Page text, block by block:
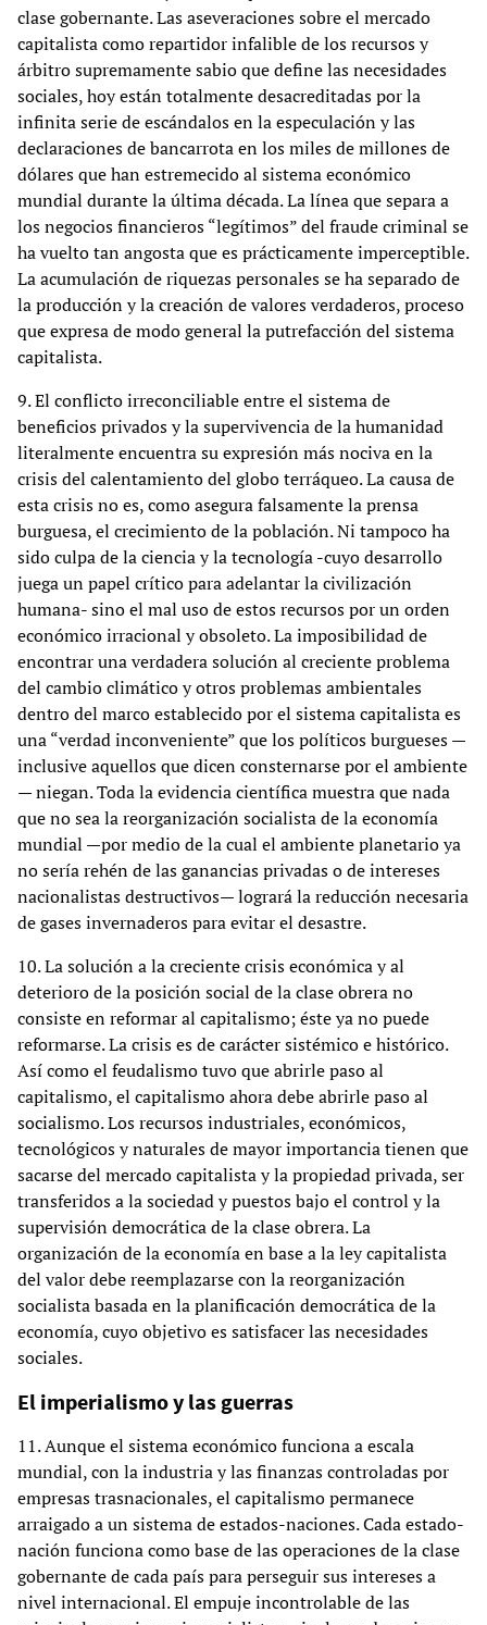
clase gobernante. Las aseveraciones sobre el mercado
capitalista como repartidor infalible de los recursos y
árbitro supremamente sabio que define las necesidades
sociales, hoy están totalmente desacreditadas por la
infinita serie de escándalos en la especulación y las
declaraciones de bancarrota en los miles de millones de
dólares que han estremecido al sistema económico
mundial durante la última década. La línea que separa a
los negocios financieros “legítimos” del fraude criminal se
ha vuelto tan angosta que es prácticamente imperceptible.
La acumulación de riquezas personales se ha separado de
la producción y la creación de valores verdaderos, proceso
que expresa de modo general la putrefacción del sistema
capitalista.
9. El conflicto irreconciliable entre el sistema de
beneficios privados y la supervivencia de la humanidad
literalmente encuentra su expresión más nociva en la
crisis del calentamiento del globo terráqueo. La causa de
esta crisis no es, como asegura falsamente la prensa
burguesa, el crecimiento de la población. Ni tampoco ha
sido culpa de la ciencia y la tecnología -cuyo desarrollo
juega un papel crítico para adelantar la civilización
humana- sino el mal uso de estos recursos por un orden
económico irracional y obsoleto. La imposibilidad de
encontrar una verdadera solución al creciente problema
del cambio climático y otros problemas ambientales
dentro del marco establecido por el sistema capitalista es
una “verdad inconveniente” que los políticos burgueses —
inclusive aquellos que dicen consternarse por el ambiente
— niegan. Toda la evidencia científica muestra que nada
que no sea la reorganización socialista de la economía
mundial —por medio de la cual el ambiente planetario ya
no sería rehén de las ganancias privadas o de intereses
nacionalistas destructivos— logrará la reducción necesaria
de gases invernaderos para evitar el desastre.
10. La solución a la creciente crisis económica y al
deterioro de la posición social de la clase obrera no
consiste en reformar al capitalismo; éste ya no puede
reformarse. La crisis es de carácter sistémico e histórico.
Así como el feudalismo tuvo que abrirle paso al
capitalismo, el capitalismo ahora debe abrirle paso al
socialismo. Los recursos industriales, económicos,
tecnológicos y naturales de mayor importancia tienen que
sacarse del mercado capitalista y la propiedad privada, ser
transferidos a la sociedad y puestos bajo el control y la
supervisión democrática de la clase obrera. La
organización de la economía en base a la ley capitalista
del valor debe reemplazarse con la reorganización
socialista basada en la planificación democrática de la
economía, cuyo objetivo es satisfacer las necesidades
sociales.
El imperialismo y las guerras
11. Aunque el sistema económico funciona a escala
mundial, con la industria y las finanzas controladas por
empresas trasnacionales, el capitalismo permanece
arraigado a un sistema de estados-naciones. Cada estado-
nación funciona como base de las operaciones de la clase
gobernante de cada país para perseguir sus intereses a
nivel internacional. El empuje incontrolable de las